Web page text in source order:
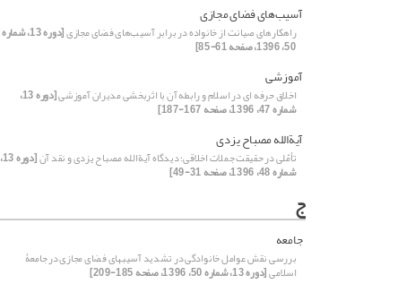
آسیب‌های فضای مجازی
راهکارهای صیانت از خانواده در برابر آسیب‌های فضای مجازی [دوره 13، شماره
50، 1396، صفحه 61-85]
آموزشی
اخلاق حرفه ای در اسلام و رابطه آن با اثربخشی مدیران آموزشی [دوره 13،
شماره 47، 1396، صفحه 167-187]
آیة‌الله مصباح یزدی
تأمّلی در حقیقت جملات اخلاقی؛ دیدگاه آیة‏الله مصباح یزدی و نقد آن [دوره 13،
شماره 48، 1396، صفحه 31-49]
ج
جامعه
بررسی نقش عوامل خانوادگی در تشدید آسیبهای فضای مجازی در جامعۀ
اسلامی[دوره 13، شماره 50، 1396، صفحه 185-209]